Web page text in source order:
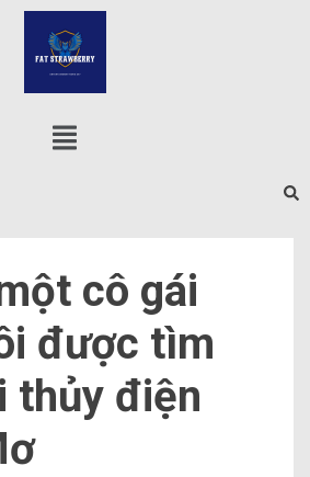
cô gái
được tìm
thủy điện